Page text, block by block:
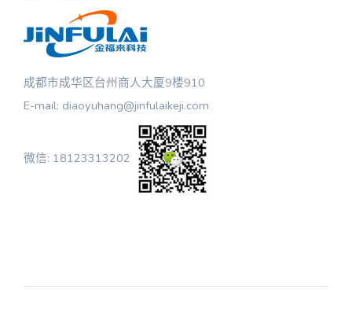
成都市成华区台州商人大厦9楼910
E-mail: diaoyuhang@jinfulaikeji.com
微信: 18123313202